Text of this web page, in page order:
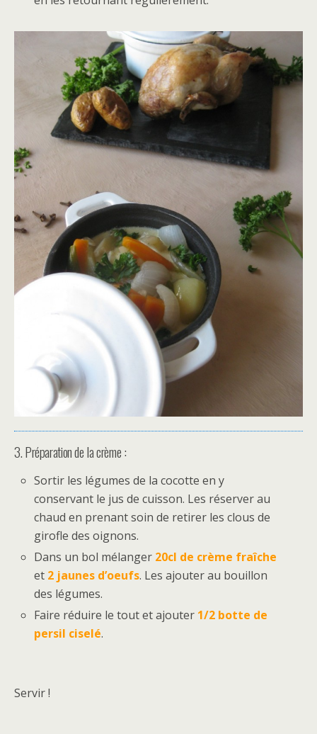
3. Préparation de la crème :
Sortir les légumes de la cocotte en y
conservant le jus de cuisson. Les réserver au
chaud en prenant soin de retirer les clous de
girofle des oignons.
Dans un bol mélanger 20cl de crème fraîche
et 2 jaunes d’oeufs. Les ajouter au bouillon
des légumes.
Faire réduire le tout et ajouter 1/2 botte de
persil ciselé.
Servir !